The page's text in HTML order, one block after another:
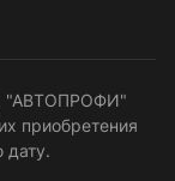
"АВТОПРОФИ"
приобретения
дату.